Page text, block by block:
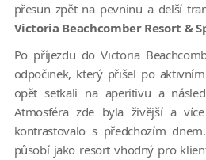
přesun zpět na pevninu a delší
Victoria Beachcomber Resort &
Po příjezdu do Victoria
odpočinek, který přišel po
opět setkali na aperitivu a
Atmosféra zde byla živější a
kontrastovalo s předchozím
působí jako resort vhodný pro